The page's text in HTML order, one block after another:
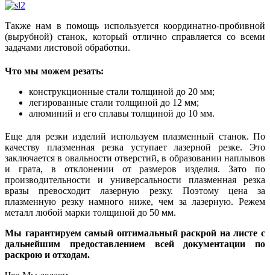
Также нам в помощь используется координатно-пробивной
(вырубной) станок, который отлично справляется со всеми
задачами листовой обработки.
Что мы можем резать:
конструкционные стали толщиной до 20 мм;
легированные стали толщиной до 12 мм;
алюминий и его сплавы толщиной до 10 мм.
Еще для резки изделий используем плазменный станок. По
качеству плазменная резка уступает лазерной резке. Это
заключается в овальности отверстий, в образовании наплывов
и грата, в отклонении от размеров изделия. Зато по
производительности и универсальности плазменная резка
вразы превосходит лазерную резку. Поэтому цена за
плазменную резку намного ниже, чем за лазерную. Режем
металл любой марки толщиной до 50 мм.
Мы гарантируем самый оптимальный раскрой на листе с
дальнейшим предоставлением всей документации по
раскрою и отходам.